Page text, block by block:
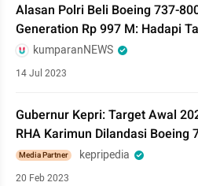
Alasan Polri Beli Boeing 737-
Generation Rp 997 M: Hadapi
kumparanNEWS
14 Jul 2023
Gubernur Kepri: Target Awal
RHA Karimun Dilandasi Boeing
Media Partner kepripedia
20 Feb 2023